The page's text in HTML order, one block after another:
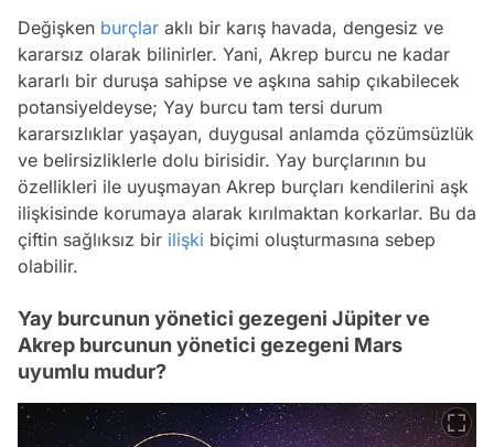
Değişken burçlar aklı bir karış havada, dengesiz ve
kararsız olarak bilinirler. Yani, Akrep burcu ne kadar
kararlı bir duruşa sahipse ve aşkına sahip çıkabilecek
potansiyeldeyse; Yay burcu tam tersi durum
kararsızlıklar yaşayan, duygusal anlamda çözümsüzlük
ve belirsizliklerle dolu birisidir. Yay burçlarının bu
özellikleri ile uyuşmayan Akrep burçları kendilerini aşk
ilişkisinde korumaya alarak kırılmaktan korkarlar. Bu da
çiftin sağlıksız bir ilişki biçimi oluşturmasına sebep
olabilir.
Yay burcunun yönetici gezegeni Jüpiter ve
Akrep burcunun yönetici gezegeni Mars
uyumlu mudur?